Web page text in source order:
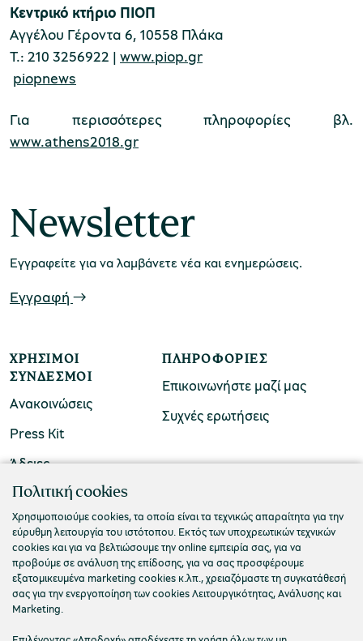
Κεντρικό κτήριο ΠΙΟΠ
Αγγέλου Γέροντα 6, 10558 Πλάκα
Τ.: 210 3256922 | www.piop.gr
piopnews
Για περισσότερες πληροφορίες βλ.
www.athens2018.gr
Newsletter
Εγγραφείτε για να λαμβάνετε νέα και ενημερώσεις.
Εγγραφή
ΧΡΉΣΙΜΟΙ
ΣΎΝΔΕΣΜΟΙ
Ανακοινώσεις
Press Kit
Άδειες
ΠΛΗΡΟΦΟΡΊΕΣ
Επικοινωνήστε μαζί μας
Συχνές ερωτήσεις
ΠΟΛΙΤΙΣΤΙΚΟ ΙΔΡΥΜΑ ΟΜΙΛΟΥ ΠΕΙΡΑΙΩΣ
Τ. 210 3256922
Ε. info@piop.gr
ΣΥΝΔΕΘΕΙΤΕ ΜΑΖΙ ΜΑΣ
Πολιτική cookies
Χρησιμοποιούμε cookies, τα οποία είναι τα τεχνικώς απαραίτητα για την
εύρυθμη λειτουργία του ιστότοπου. Εκτός των υποχρεωτικών τεχνικών
cookies και για να βελτιώσουμε την online εμπειρία σας, για να
προβούμε σε ανάλυση της επίδοσης, για να σας προσφέρουμε
εξατομικευμένα marketing cookies κ.λπ., χρειαζόμαστε τη συγκατάθεσή
σας για την ενεργοποίηση των cookies Λειτουργικότητας, Ανάλυσης και
Marketing.